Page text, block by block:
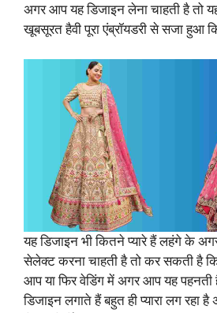
अगर आप यह डिजाइन लेना चाहती है तो
खूबसूरत हैवी पूरा एंब्रॉयडरी से सजा हुआ
यह डिजाइन भी कितने प्यारे हैं लहंगे के
सेलेक्ट करना चाहती है तो कर सकती है
आप या फिर वेडिंग में अगर आप यह पहनती
डिजाइन लगाते हैं बहुत ही प्यारा लग रहा